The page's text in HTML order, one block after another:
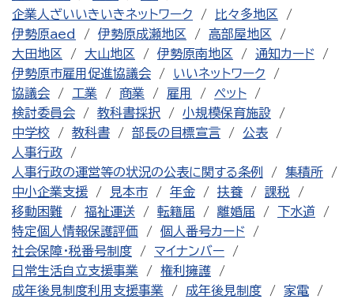
企業人ざいいきいきネットワーク
比々多地区
伊勢原aed
伊勢原成瀬地区
高部屋地区
大田地区
大山地区 伊勢原南地区
通知カード
伊勢原市雇用促進協議会
いいネットワーク
協議会
工業 商業 雇用
ペット
検討委員会
教科書採択
小規模保育施設
中学校
教科書 部長の目標宣言
公表
人事行政
人事行政の運営等の状況の公表に関する条例
集積所
中小企業支援
見本市 年金 扶養
課税
移動困難
福祉運送 転籍届 離婚届
下水道
特定個人情報保護評価
個人番号カード
社会保障・税番号制度
マイナンバー
日常生活自立支援事業
権利擁護
成年後見制度利用支援事業
成年後見制度
家電